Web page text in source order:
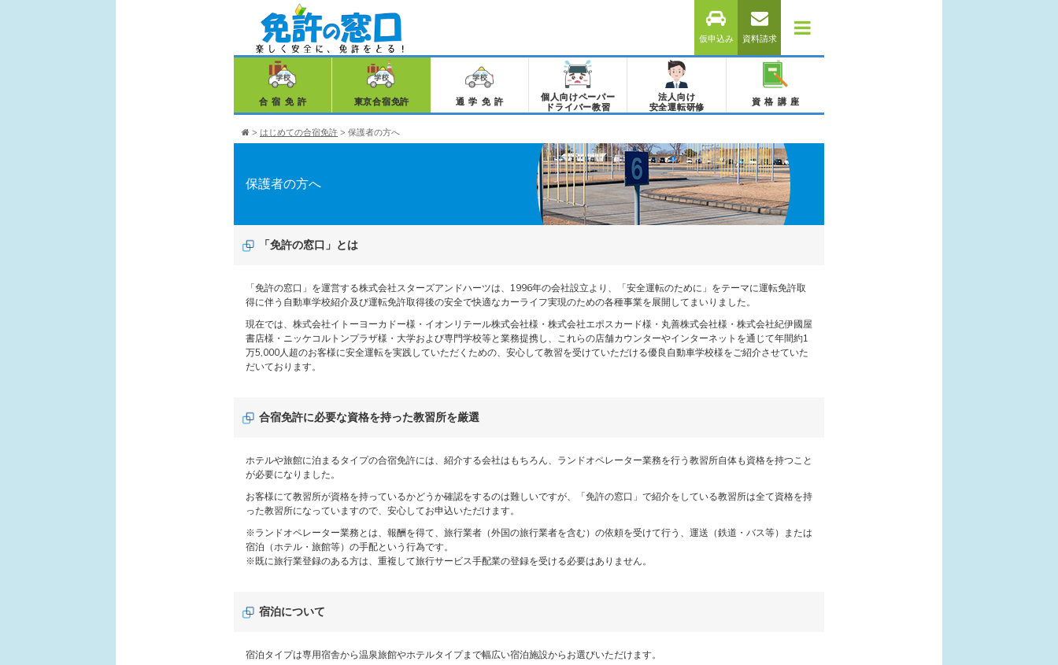
仮申込み 資料請求
合宿免許 東京合宿免許 通学免許
個人向けペーパー
ドライバー教習
法人向け
安全運転研修
資格講座
> はじめての合宿免許 > 保護者の方へ
保護者の方へ
「免許の窓口」とは
「免許の窓口」を運営する株式会社スターズアンドハーツは、1996年の会社設立より、「安全運転のために」をテーマに運転免許取
得に伴う自動車学校紹介及び運転免許取得後の安全で快適なカーライフ実現のための各種事業を展開してまいりました。
現在では、株式会社イトーヨーカドー様・イオンリテール株式会社様・株式会社エポスカード様・丸善株式会社様・株式会社紀伊國屋
書店様・ニッケコルトンプラザ様・大学および専門学校等と業務提携し、これらの店舗カウンターやインターネットを通じて年間約1
万5,000人超のお客様に安全運転を実践していただくための、安心して教習を受けていただける優良自動車学校様をご紹介させていた
だいております。
合宿免許に必要な資格を持った教習所を厳選
ホテルや旅館に泊まるタイプの合宿免許には、紹介する会社はもちろん、ランドオペレーター業務を行う教習所自体も資格を持つこと
が必要になりました。
お客様にて教習所が資格を持っているかどうか確認をするのは難しいですが、「免許の窓口」で紹介をしている教習所は全て資格を持
った教習所になっていますので、安心してお申込いただけます。
※ランドオペレーター業務とは、報酬を得て、旅行業者（外国の旅行業者を含む）の依頼を受けて行う、運送（鉄道・バス等）または
宿泊（ホテル・旅館等）の手配という行為です。
※既に旅行業登録のある方は、重複して旅行サービス手配業の登録を受ける必要はありません。
宿泊について
宿泊タイプは専用宿舎から温泉旅館やホテルタイプまで幅広い宿泊施設からお選びいただけます。